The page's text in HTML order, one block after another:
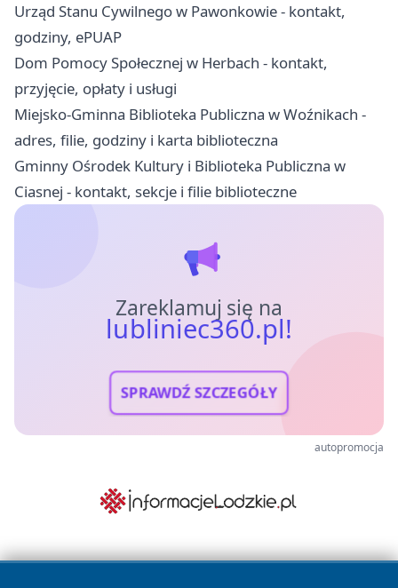
Urząd Stanu Cywilnego w Pawonkowie - kontakt,
godziny, ePUAP
Dom Pomocy Społecznej w Herbach - kontakt,
przyjęcie, opłaty i usługi
Miejsko-Gminna Biblioteka Publiczna w Woźnikach -
adres, filie, godziny i karta biblioteczna
Gminny Ośrodek Kultury i Biblioteka Publiczna w
Ciasnej - kontakt, sekcje i filie biblioteczne
Zareklamuj się na
lubliniec360.pl!
SPRAWDŹ SZCZEGÓŁY
autopromocja